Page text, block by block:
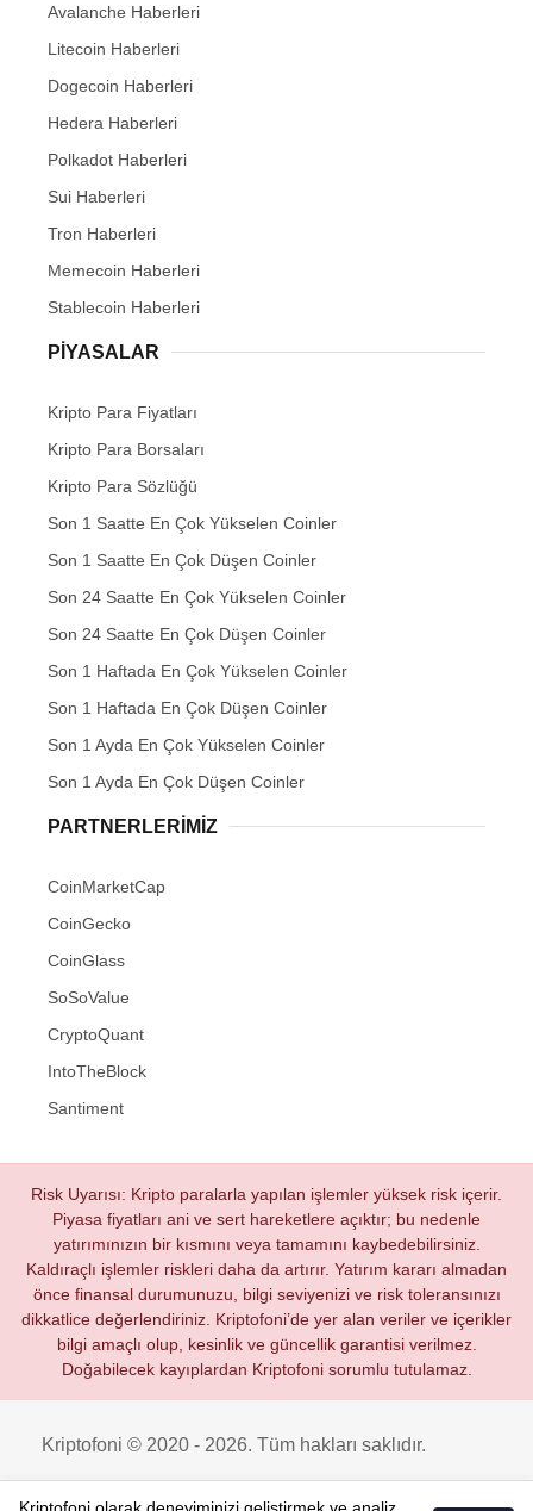
Avalanche Haberleri
Litecoin Haberleri
Dogecoin Haberleri
Hedera Haberleri
Polkadot Haberleri
Sui Haberleri
Tron Haberleri
Memecoin Haberleri
Stablecoin Haberleri
PIYASALAR
Kripto Para Fiyatları
Kripto Para Borsaları
Kripto Para Sözlüğü
Son 1 Saatte En Çok Yükselen Coinler
Son 1 Saatte En Çok Düşen Coinler
Son 24 Saatte En Çok Yükselen Coinler
Son 24 Saatte En Çok Düşen Coinler
Son 1 Haftada En Çok Yükselen Coinler
Son 1 Haftada En Çok Düşen Coinler
Son 1 Ayda En Çok Yükselen Coinler
Son 1 Ayda En Çok Düşen Coinler
PARTNERLERIMIZ
CoinMarketCap
CoinGecko
CoinGlass
SoSoValue
CryptoQuant
IntoTheBlock
Santiment
Risk Uyarısı: Kripto paralarla yapılan işlemler yüksek risk içerir.
Piyasa fiyatları ani ve sert hareketlere açıktır; bu nedenle
yatırımınızın bir kısmını veya tamamını kaybedebilirsiniz.
Kaldıraçlı işlemler riskleri daha da artırır. Yatırım kararı almadan
önce finansal durumunuzu, bilgi seviyenizi ve risk toleransınızı
dikkatlice değerlendiriniz. Kriptofoni’de yer alan veriler ve içerikler
bilgi amaçlı olup, kesinlik ve güncellik garantisi verilmez.
Doğabilecek kayıplardan Kriptofoni sorumlu tutulamaz.
Kriptofoni © 2020 - 2026. Tüm hakları saklıdır.